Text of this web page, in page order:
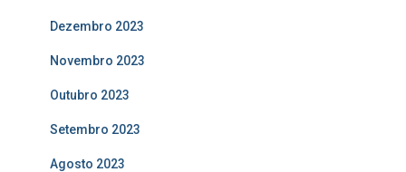
Dezembro 2023
Novembro 2023
Outubro 2023
Setembro 2023
Agosto 2023